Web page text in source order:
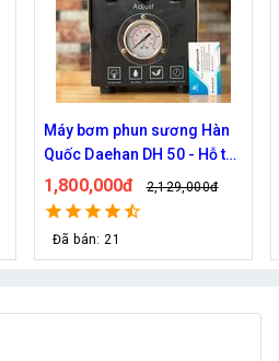
Máy bơm phun sương làm
mát công suât lớn Hawin
FOG-2703 hỗ trợ 70 đầu
phun
1,950,000đ 2,219,000đ
Đã bán: 292